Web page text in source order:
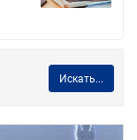
Искать...